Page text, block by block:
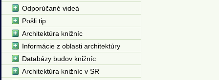
Odporúčané videá
Pošli tip
Architektúra knižníc
Informácie z oblasti architektúry
Databázy budov knižníc
Architektúra knižníc v SR